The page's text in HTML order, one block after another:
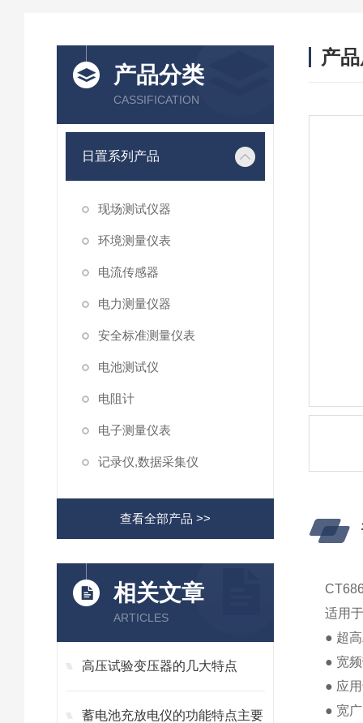
产品分类
CASSIFICATION
日置系列产品
现场测试仪器
环境测量仪表
电流传感器
电力测量仪器
安全标准测量仪表
电池测试仪
电阻计
电子测量仪表
记录仪,数据采集仪
查看全部产品 >>
相关文章
ARTICLES
高压试验变压器的几大特点
蓄电池充放电仪的功能特点主要
产
适用
● 超
● 宽
● 应
● 宽